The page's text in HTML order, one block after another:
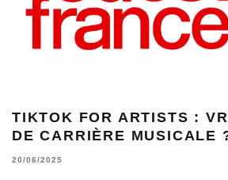
TIKTOK FOR ARTISTS :
DE CARRIÈRE MUSICALE
20/06/2025